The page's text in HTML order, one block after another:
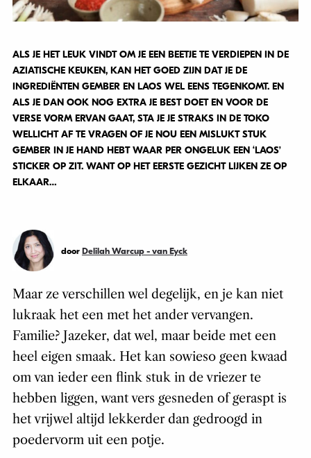
ALS JE HET LEUK VINDT OM JE EEN BEETJE TE VERDIEPEN IN DE
AZIATISCHE KEUKEN, KAN HET GOED ZIJN DAT JE DE
INGREDIËNTEN GEMBER EN LAOS WEL EENS TEGENKOMT. EN
ALS JE DAN OOK NOG EXTRA JE BEST DOET EN VOOR DE
VERSE VORM ERVAN GAAT, STA JE JE STRAKS IN DE TOKO
WELLICHT AF TE VRAGEN OF JE NOU EEN MISLUKT STUK
GEMBER IN JE HAND HEBT WAAR PER ONGELUK EEN ‘LAOS’
STICKER OP ZIT. WANT OP HET EERSTE GEZICHT LIJKEN ZE OP
ELKAAR…
door Delilah Warcup - van Eyck
Maar ze verschillen wel degelijk, en je kan niet
lukraak het een met het ander vervangen.
Familie? Jazeker, dat wel, maar beide met een
heel eigen smaak. Het kan sowieso geen kwaad
om van ieder een flink stuk in de vriezer te
hebben liggen, want vers gesneden of geraspt is
het vrijwel altijd lekkerder dan gedroogd in
poedervorm uit een potje.